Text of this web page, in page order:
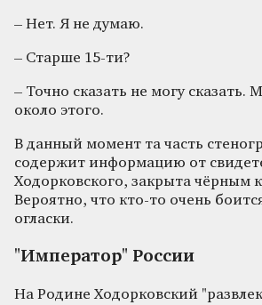
– Нет. Я не думаю.
– Старше 15-ти?
– Точно сказать не могу сказать.
около этого.
В данный момент та часть
содержит информацию от
Ходорковского, закрыта чёрным
Вероятно, что кто-то очень
огласки.
"Император" России
На Родине Ходорковский